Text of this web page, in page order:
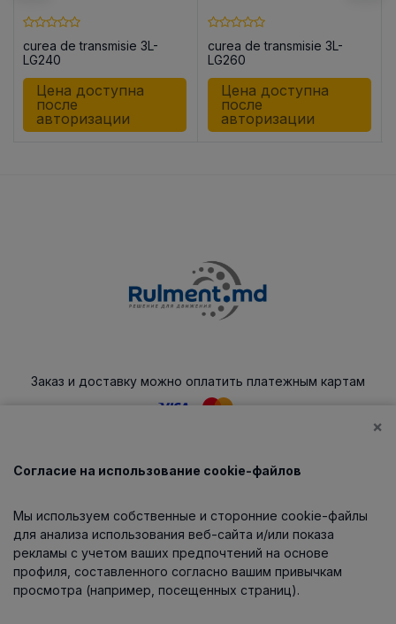
curea de transmisie 3L-
LG240
Цена доступна
после
авторизации
curea de transmisie 3L-
LG260
Цена доступна
после
авторизации
Заказ и доставку можно оплатить платежным картам
Каталог
О компании
Информация
×
Согласие на использование cookie-файлов
Мы используем собственные и сторонние cookie-файлы
для анализа использования веб-сайта и/или показа
рекламы с учетом ваших предпочтений на основе
профиля, составленного согласно вашим привычкам
просмотра (например, посещенных страниц).